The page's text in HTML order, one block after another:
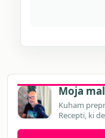
Moja
Kuham
Recepti, ki